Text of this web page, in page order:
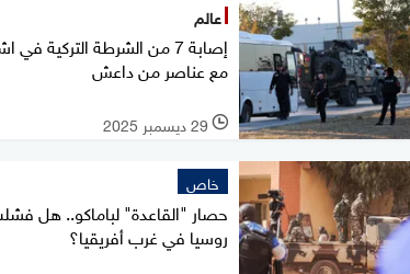
عالم
إصابة 7 من الشرطة التركية في
مع عناصر من داعش
l 29 ديسمبر 2025
خاص
حصار "القاعدة" لباماكو.. هل
روسيا في غرب أفريقيا؟